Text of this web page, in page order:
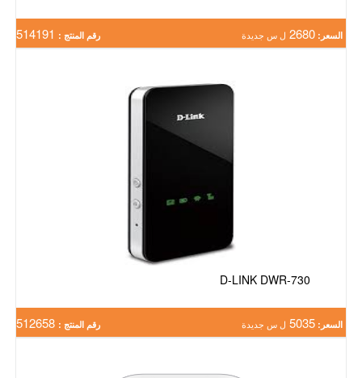
السعر: 2680 ل س جديدة رقم المنتج :
D-LINK DWR-730
السعر: 5035 ل س جديدة رقم المنتج :